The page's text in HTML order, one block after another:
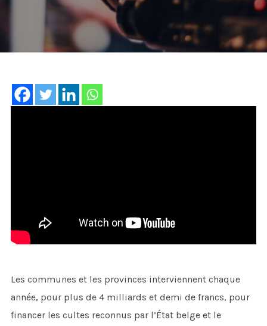
Les communes et les provinces interviennent chaque
année, pour plus de 4 milliards et demi de francs, pour
financer les cultes reconnus par l’État belge et le